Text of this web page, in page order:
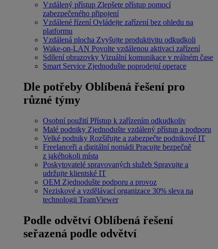
Vzdálený přístup Zlepšete přístup pomocí
zabezpečeného připojení
Vzdálené řízení Ovládejte zařízení bez ohledu na
platformu
Vzdálená plocha Zvyšujte produktivitu odkudkoli
Wake-on-LAN Povolte vzdálenou aktivaci zařízení
Sdílení obrazovky Vizuální komunikace v reálném čase
Smart Service Zjednodušte poprodejní operace
Dle potřeby Oblíbená řešení pro
různé týmy
Osobní použití Přístup k zařízením odkudkoliv
Malé podniky Zjednodušte vzdálený přístup a podporu
Velké podniky Rozšiřujte a zabezpečte podnikové IT
Freelanceři a digitální nomádi Pracujte bezpečně
z jakéhokoli místa
Poskytovatelé spravovaných služeb Spravujte a
udržujte klientské IT
OEM Zjednodušte podporu a provoz
Neziskové a vzdělávací organizace 30% sleva na
technologii TeamViewer
Podle odvětví Oblíbená řešení
seřazená podle odvětví